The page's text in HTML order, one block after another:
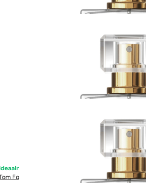
Ideaalne sobivus
Tom Ford